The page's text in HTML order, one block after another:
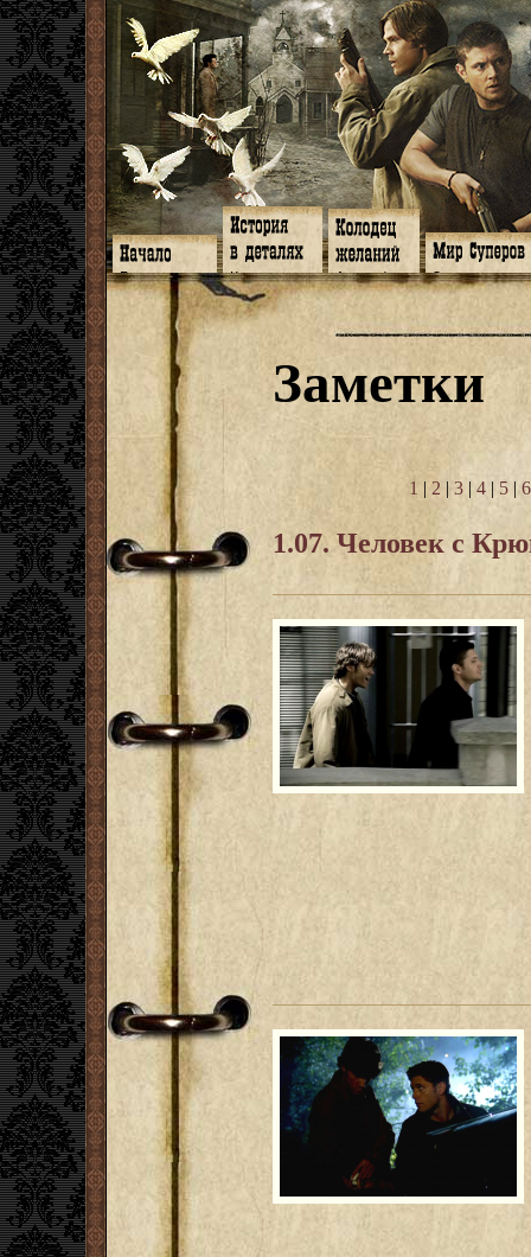
Главная
Программа
Форум
Facebook
Гостевая
Книги
Галереи
Музыка
Видео
Субтитры
Заметки
Мысли
Откровение
Арт-кафе
Игромания
Фанфики
Фанарт
Анекдоты
Передоз
Страшилки
Знакомство
Обитатели
Семейное
Дневник
СИЗО
Суперы от и
Заметки
1 | 2 | 3 | 4 | 5 |6
1.07. Человек с